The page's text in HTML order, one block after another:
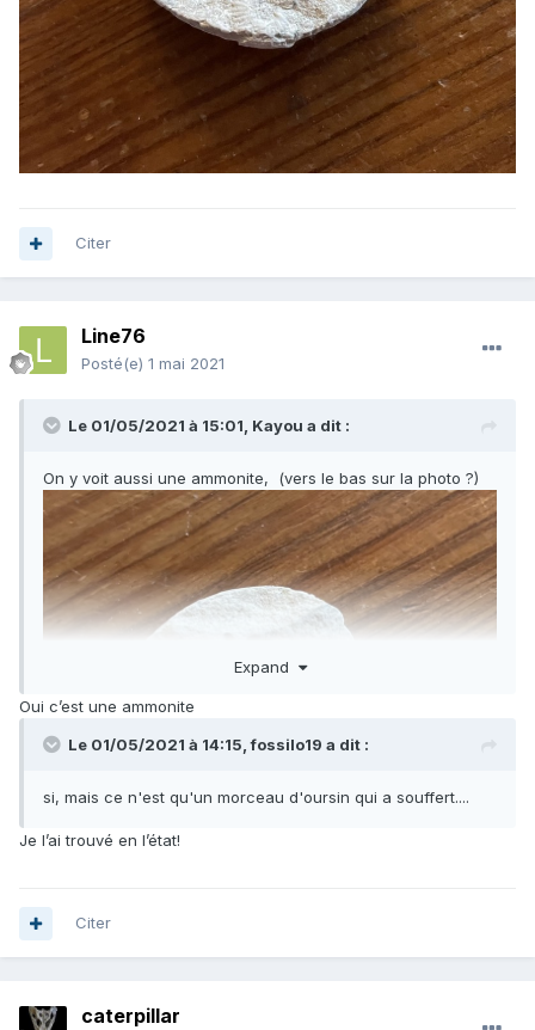
Citer
Line76
Posté(e) 1 mai 2021
Le 01/05/2021 à 15:01, Kayou a dit :
On y voit aussi une ammonite, (vers le bas sur la photo ?)
Expand
Oui c’est une ammonite
Le 01/05/2021 à 14:15,fossilo19 a dit :
si, mais ce n'est qu'un morceau d'oursin qui a souffert....
Je l’ai trouvé en l’état!
Citer
caterpillar